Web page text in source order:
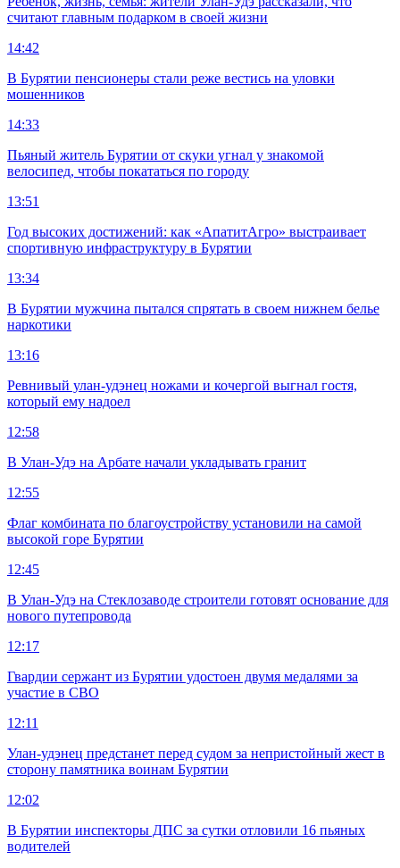
считают главным подарком в своей жизни
14:42
В Бурятии пенсионеры стали реже вестись на уловки
мошенников
14:33
Пьяный житель Бурятии от скуки угнал у знакомой
велосипед, чтобы покататься по городу
13:51
Год высоких достижений: как «АпатитАгро» выстраивает
спортивную инфраструктуру в Бурятии
13:34
В Бурятии мужчина пытался спрятать в своем нижнем белье
наркотики
13:16
Ревнивый улан-удэнец ножами и кочергой выгнал гостя,
который ему надоел
12:58
В Улан-Удэ на Арбате начали укладывать гранит
12:55
Флаг комбината по благоустройству установили на самой
высокой горе Бурятии
12:45
В Улан-Удэ на Стеклозаводе строители готовят основание для
нового путепровода
12:17
Гвардии сержант из Бурятии удостоен двумя медалями за
участие в СВО
12:11
Улан-удэнец предстанет перед судом за непристойный жест в
сторону памятника воинам Бурятии
12:02
В Бурятии инспекторы ДПС за сутки отловили 16 пьяных
водителей